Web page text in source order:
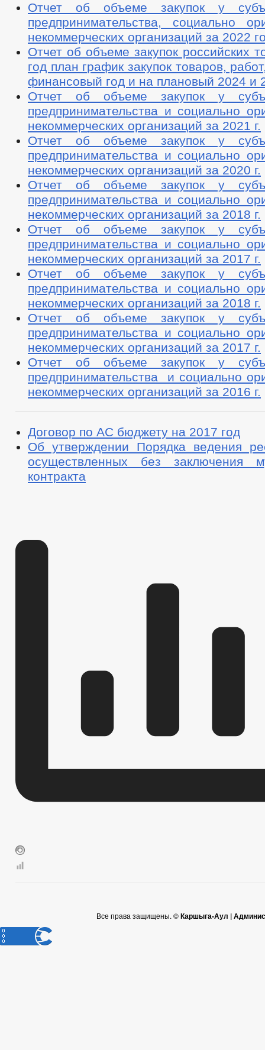
Отчет об объеме закупок у
предпринимательства, социально
некоммерческих организаций за 2022
Отчет об объеме закупок российских
год план график закупок товаров,
финансовый год и на плановый 2024 и
Отчет об объеме закупок у
предпринимательства и социально
некоммерческих организаций за 2021 г.
Отчет об объеме закупок у
предпринимательства и социально
некоммерческих организаций за 2020 г.
Отчет об объеме закупок у
предпринимательства и социально
некоммерческих организаций за 2018 г.
Отчет об объеме закупок у
предпринимательства и социально
некоммерческих организаций за 2017 г.
Отчет об объеме закупок у
предпринимательства и социально
некоммерческих организаций за 2018 г.
Отчет об объеме закупок у
предпринимательства и социально
некоммерческих организаций за 2017 г.
Отчет об объеме закупок у
предпринимательства и социально
некоммерческих организаций за 2016 г.
Договор по АС бюджету на 2017 год
Об утверждении Порядка ведения
осуществленных без заключения
контракта
Все права защищены. ©Каршыга-Аул |